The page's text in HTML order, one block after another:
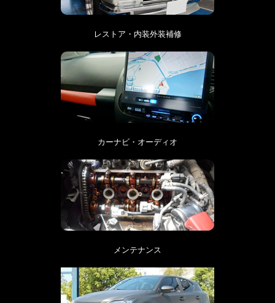
レストア・内装外装補修
カーナビ・オーディオ
メンテナンス